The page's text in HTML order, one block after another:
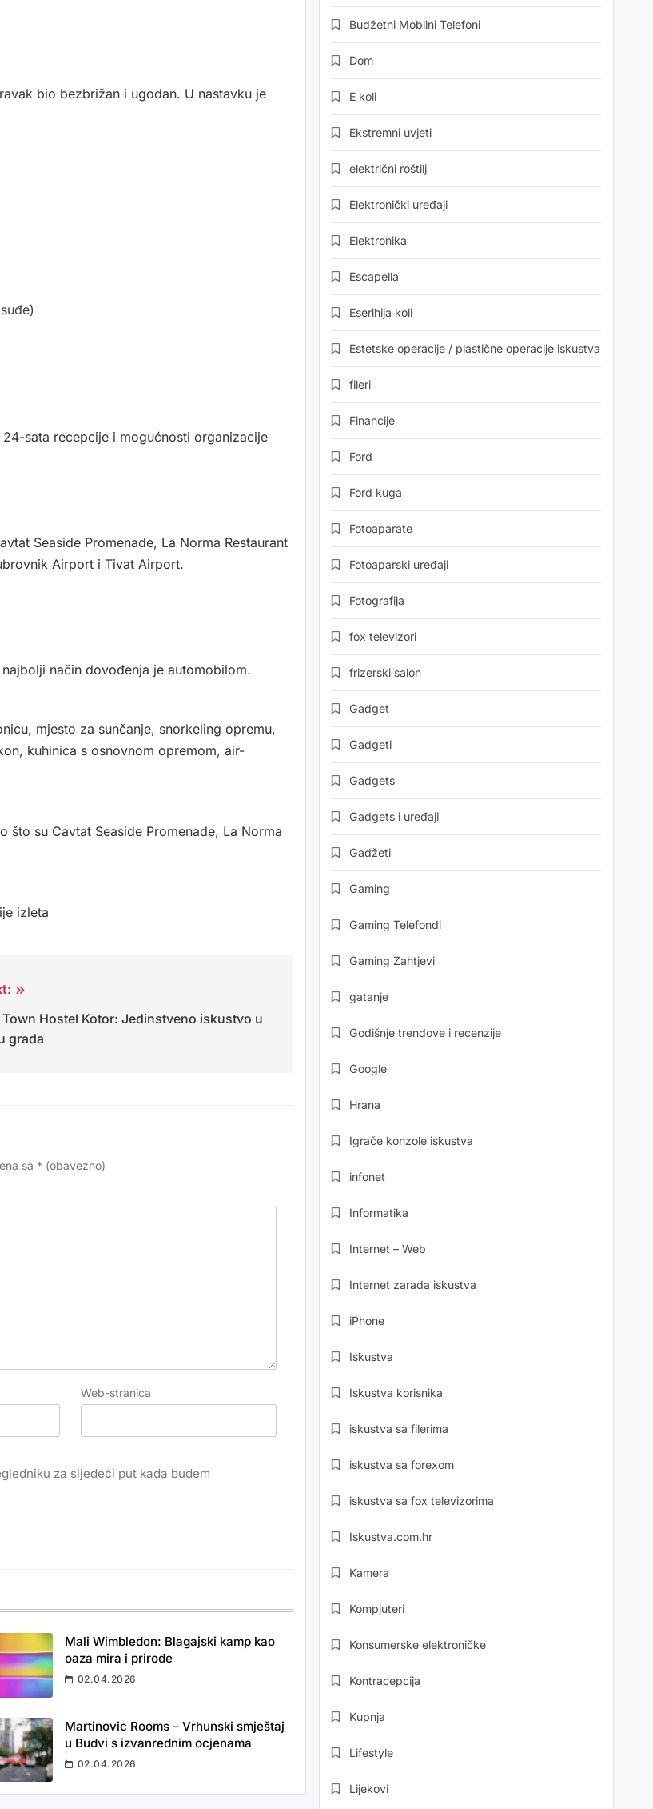
bio bezbrižan i ugodan. U nastavku je
sata recepcije i mogućnosti organizacije
Seaside Promenade, La Norma Restaurant
Airport i Tivat Airport.
način dovođenja je automobilom.
mjesto za sunčanje, snorkeling opremu,
kuhinica s osnovnom opremom, air-
su Cavtat Seaside Promenade, La Norma
izleta
Town Hostel Kotor: Jedinstveno iskustvo u
grada
sa * (obavezno)
Web-stranica
za sljedeći put kada budem
Mali Wimbledon: Blagajski kamp kao
oaza mira i prirode
02.04.2026
Martinovic Rooms – Vrhunski smještaj
u Budvi s izvanrednim ocjenama
02.04.2026
Budžetni Mobilni Telefoni
Dom
E koli
Ekstremni uvjeti
električni roštilj
Elektronički uređaji
Elektronika
Escapella
Eserihija koli
Estetske operacije / plastične operacije iskustva
fileri
Financije
Ford
Ford kuga
Fotoaparate
Fotoaparski uređaji
Fotografija
fox televizori
frizerski salon
Gadget
Gadgeti
Gadgets
Gadgets i uređaji
Gadžeti
Gaming
Gaming Telefondi
Gaming Zahtjevi
gatanje
Godišnje trendove i recenzije
Google
Hrana
Igrače konzole iskustva
infonet
Informatika
Internet – Web
Internet zarada iskustva
iPhone
Iskustva
Iskustva korisnika
iskustva sa filerima
iskustva sa forexom
iskustva sa fox televizorima
Iskustva.com.hr
Kamera
Kompjuteri
Konsumerske elektroničke
Kontracepcija
Kupnja
Lifestyle
Lijekovi